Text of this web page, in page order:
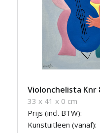
Violonchelista Knr
33 x 41 x 0 cm
Prijs (incl. BTW):
Kunstuitleen (vanaf):